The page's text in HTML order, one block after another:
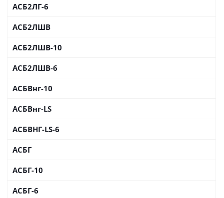
АСБ2ЛГ-6
АСБ2ЛШВ
АСБ2ЛШВ-10
АСБ2ЛШВ-6
АСБВнг-10
АСБВнг-LS
АСБВНГ-LS-6
АСБГ
АСБГ-10
АСБГ-6